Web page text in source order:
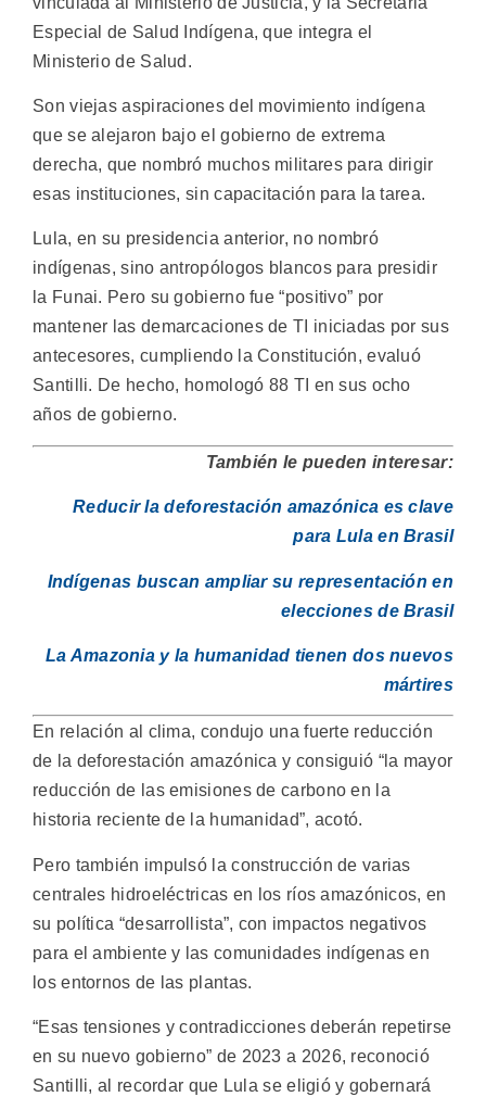
Especial de Salud Indígena, que integra el
Ministerio de Salud.
Son viejas aspiraciones del movimiento indígena
que se alejaron bajo el gobierno de extrema
derecha, que nombró muchos militares para dirigir
esas instituciones, sin capacitación para la tarea.
Lula, en su presidencia anterior, no nombró
indígenas, sino antropólogos blancos para presidir
la Funai. Pero su gobierno fue “positivo” por
mantener las demarcaciones de TI iniciadas por sus
antecesores, cumpliendo la Constitución, evaluó
Santilli. De hecho, homologó 88 TI en sus ocho
años de gobierno.
También le pueden interesar:
Reducir la deforestación amazónica es clave
para Lula en Brasil
Indígenas buscan ampliar su representación en
elecciones de Brasil
La Amazonia y la humanidad tienen dos nuevos
mártires
En relación al clima, condujo una fuerte reducción
de la deforestación amazónica y consiguió “la mayor
reducción de las emisiones de carbono en la
historia reciente de la humanidad”, acotó.
Pero también impulsó la construcción de varias
centrales hidroeléctricas en los ríos amazónicos, en
su política “desarrollista”, con impactos negativos
para el ambiente y las comunidades indígenas en
los entornos de las plantas.
“Esas tensiones y contradicciones deberán repetirse
en su nuevo gobierno” de 2023 a 2026, reconoció
Santilli, al recordar que Lula se eligió y gobernará